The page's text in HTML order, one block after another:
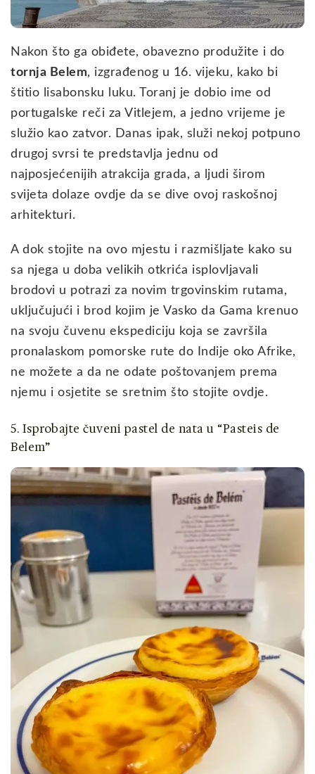
Nakon što ga obiđete, obavezno produžite i do
tornja Belem, izgrađenog u 16. vijeku, kako bi
štitio lisabonsku luku. Toranj je dobio ime od
portugalske reči za Vitlejem, a jedno vrijeme je
služio kao zatvor. Danas ipak, služi nekoj potpuno
drugoj svrsi te predstavlja jednu od
najposjećenijih atrakcija grada, a ljudi širom
svijeta dolaze ovdje da se dive ovoj raskošnoj
arhitekturi.
A dok stojite na ovo mjestu i razmišljate kako su
sa njega u doba velikih otkrića isplovljavali
brodovi u potrazi za novim trgovinskim rutama,
uključujući i brod kojim je Vasko da Gama krenuo
na svoju čuvenu ekspediciju koja se završila
pronalaskom pomorske rute do Indije oko Afrike,
ne možete a da ne odate poštovanjem prema
njemu i osjetite se sretnim što stojite ovdje.
5. Isprobajte čuveni pastel de nata u “Pasteis de
Belem”